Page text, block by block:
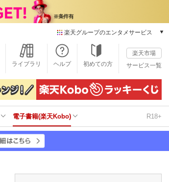
楽天グループのエンタメサービス
本/ゲーム/CD/DVD
楽天ブックス
電子書籍
楽天Kobo
雑誌読み放題
楽天ミュージック
楽天TV
Rakuten PLAY
ライブラリ ヘルプ 初めての方
楽天市場
サービス一覧
電子書籍(楽天Kobo) R18+